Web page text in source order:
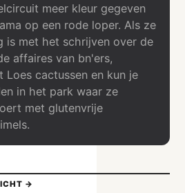
meer kleur gegeven
op een rode loper. Als ze
is met het schrijven over de
affaires van bn'ers,
Loes cactussen en kun je
in het park waar ze
met glutenvrije
→